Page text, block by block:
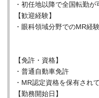
・初任地以降で全国転勤が
【歓迎経験】
・眼科領域分野でのMR経
【免許・資格】
・普通自動車免許
・MR認定資格を保有され
【勤務開始日】